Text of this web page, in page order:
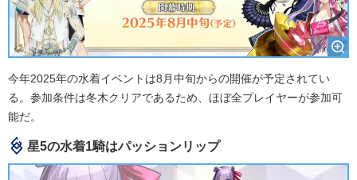
今年2025年の水着イベントは8月中旬からの開催が予定されてい
る。参加条件は冬木クリアであるため、ほぼ全プレイヤーが参加可
能だ。
星5の水着1騎はパッションリップ